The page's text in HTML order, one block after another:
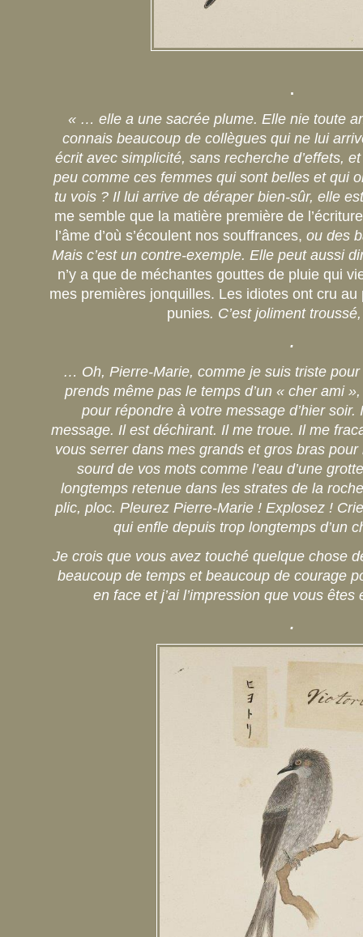
.
« … elle a une sacrée plume. Elle nie toute
connais beaucoup de collègues qui ne lui
écrit avec simplicité, sans recherche d’effets,
peu comme ces femmes qui sont belles et qui
tu vois ? Il lui arrive de déraper bien-sûr, elle
me semble que la matière première de
l’âme d’où s’écoulent nos souffrances, ou des
Mais c’est un contre-exemple. Elle peut aussi
n’y a que de méchantes gouttes de pluie qui
mes premières jonquilles. Les idiotes ont cru
punies. C’est joliment
.
… Oh, Pierre-Marie, comme je suis triste
prends même pas le temps d’un « cher ami
pour répondre à votre message d’hier
message. Il est déchirant. Il me troue. Il me
vous serrer dans mes grands et gros bras
sourd de vos mots comme l’eau d’une
longtemps retenue dans les strates de la
plic, ploc. Pleurez Pierre-Marie ! Explosez !
qui enfle depuis trop longtemps d’un
Je crois que vous avez touché quelque chose
beaucoup de temps et beaucoup de courage
en face et j’ai l’impression que vous
.